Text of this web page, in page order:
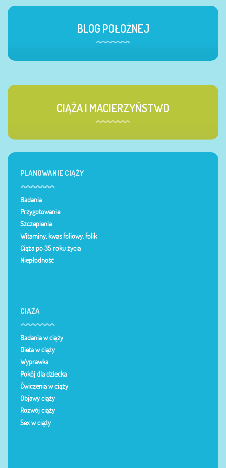
BLOG POŁOŻNEJ
CIĄŻA I MACIERZYŃSTWO
PLANOWANIE CIĄŻY
Badania
Przygotowanie
Szczepienia
Witaminy, kwas foliowy, folik
Ciąża po 35 roku życia
Niepłodność
CIĄŻA
Badania w ciąży
Dieta w ciąży
Wyprawka
Pokój dla dziecka
Ćwiczenia w ciąży
Objawy ciąży
Rozwój ciąży
Sex w ciąży